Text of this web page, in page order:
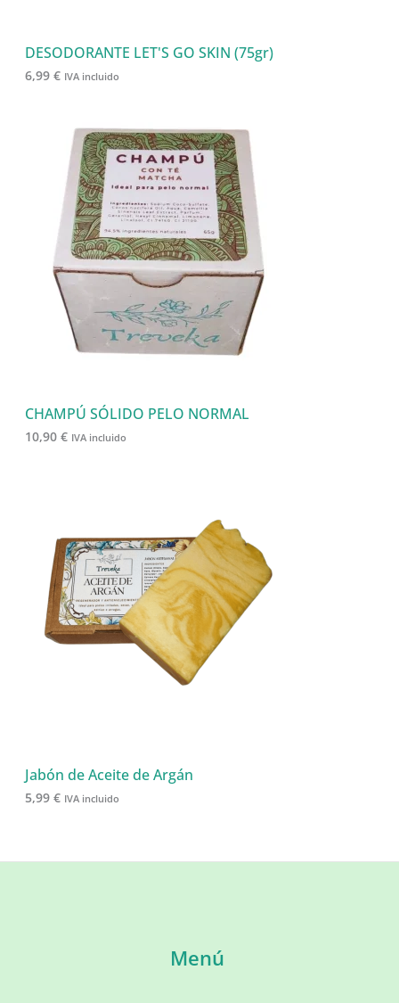
DESODORANTE LET'S GO SKIN (75gr)
6,99 € IVA incluido
CHAMPÚ SÓLIDO PELO NORMAL
10,90 € IVA incluido
Jabón de Aceite de Argán
5,99 € IVA incluido
Menú